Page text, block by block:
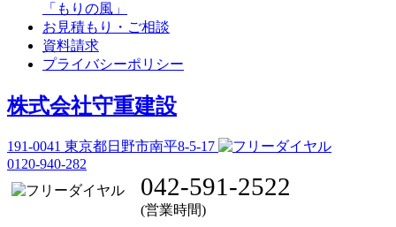
「もりの風」
お見積もり・ご相談
資料請求
プライバシーポリシー
株式会社守重建設
191-0041 東京都日野市南平8-5-17
0120-940-282
042-591-2522
(営業時間)